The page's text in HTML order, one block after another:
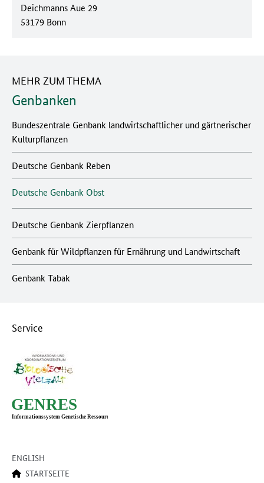
Deichmanns Aue 29
53179 Bonn
MEHR ZUM THEMA
Genbanken
Bundeszentrale Genbank landwirtschaftlicher und gärtnerischer
Kulturpflanzen
Deutsche Genbank Reben
Deutsche Genbank Obst
Deutsche Genbank Zierpflanzen
Genbank für Wildpflanzen für Ernährung und Landwirtschaft
Genbank Tabak
Service
ENGLISH
STARTSEITE